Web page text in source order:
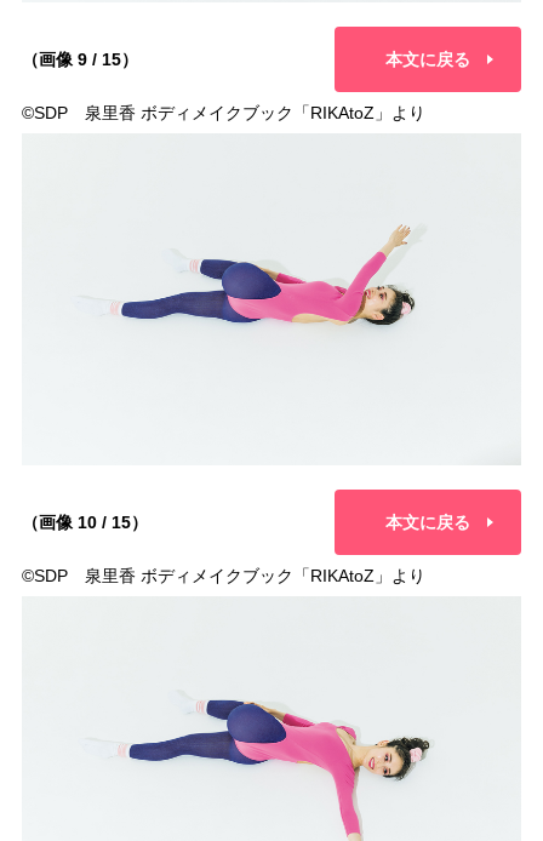
（画像 9 / 15） 本文に戻る
©︎SDP 泉里香 ボディメイクブック「RIKAtoZ」より
（画像 10 / 15） 本文に戻る
©︎SDP 泉里香 ボディメイクブック「RIKAtoZ」より